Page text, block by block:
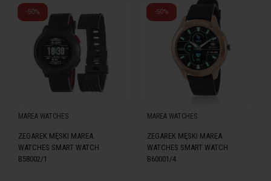
-50%
MAREA WATCHES
ZEGAREK MĘSKI MAREA
WATCHES SMART WATCH
B58002/1
-50%
MAREA WATCHES
ZEGAREK MĘSKI MAREA
WATCHES SMART WATCH
B60001/4